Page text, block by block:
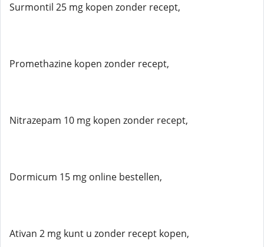
Surmontil 25 mg kopen zonder recept,
Promethazine kopen zonder recept,
Nitrazepam 10 mg kopen zonder recept,
Dormicum 15 mg online bestellen,
Ativan 2 mg kunt u zonder recept kopen,